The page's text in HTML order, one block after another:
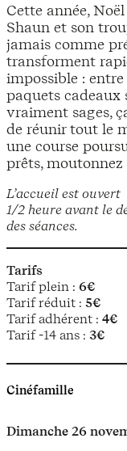
L’accueil est ouvert
1/2 heure avant le
des séances.
Tarifs
Tarif plein : 6€
Tarif réduit : 5€
Tarif adhérent : 4€
Tarif -14 ans : 3€
Cette année,
Shaun et son
jamais comme
transforment
impossible :
paquets cadeaux
vraiment sages,
de réunir tout le
une course
prêts, moutonnez
Cinéfamille
Dimanche 26